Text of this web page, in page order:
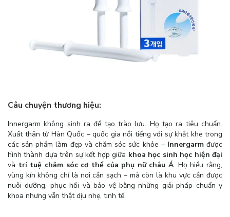
Câu chuyện thương hiệu:
Innergarm không sinh ra để tạo trào lưu. Họ tạo ra tiêu chuẩn.
Xuất thân từ Hàn Quốc – quốc gia nổi tiếng với sự khắt khe trong
các sản phẩm làm đẹp và chăm sóc sức khỏe – Innergarmđược
hình thành dựa trên sự kết hợp giữa khoa học sinh học hiện đại
và trí tuệ chăm sóc cơ thể của phụ nữ châu Á. Họ hiểu rằng,
vùng kín không chỉ là nơi cần sạch – mà còn là khu vực cần được
nuôi dưỡng, phục hồi và bảo vệ bằng những giải pháp chuẩn y
khoa nhưng vẫn thật dịu nhẹ, tinh tế.